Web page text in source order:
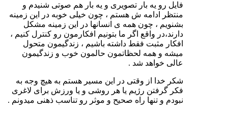
فایل رو یه بار تصویری و یه بار هم صوتی شنیدم و
منتظر ادامه ش هستم ، چون خیلی خوبه در این زمینه
بشنویم ، چون همه ی انسانها در این زمینه مشکل
دارند،در واقع اگر ما بتونیم افکارمون رو کنترل کنیم ،
افکار مثبت فقط داشته باشیم ، زندگیمون متحول
میشه و همه لحظاتمون حالمون خوب و زندگیمون
عالی خواهد شد .
شکر خدا از وقتی در این مسیر هستم به هیچ وجه به
فکر گرفتن رژیم یا هر روشی و یا ورزش برای لاغری
نبودم و تنها راه صحیح و موثر رو تناسب ذهنی میدونم .